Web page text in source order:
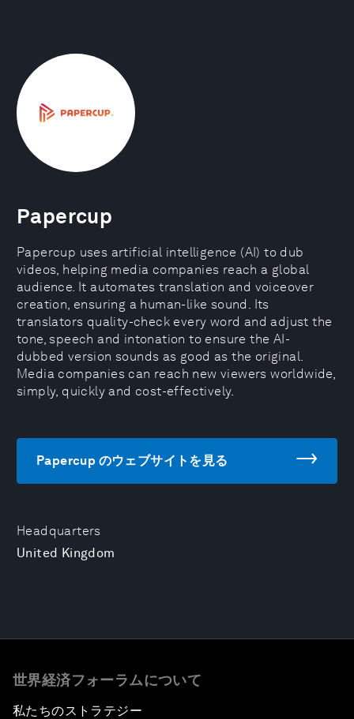
Headquarters
United Kingdom
Papercup
Papercup uses artificial intelligence (AI) to dub
videos, helping media companies reach a global
audience. It automates translation and voiceover
creation, ensuring a human-like sound. Its
translators quality-check every word and adjust the
tone, speech and intonation to ensure the AI-
dubbed version sounds as good as the original.
Media companies can reach new viewers worldwide,
simply, quickly and cost-effectively.
Papercup のウェブサイトを見る
世界経済フォーラムについて
私たちのストラテジー